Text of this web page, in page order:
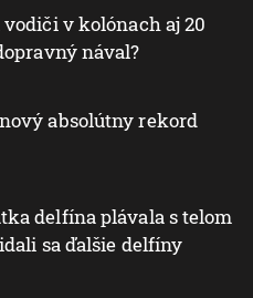
v kolónach aj 20
nával?
absolútny rekord
delfína plávala s telom
sa ďalšie delfíny